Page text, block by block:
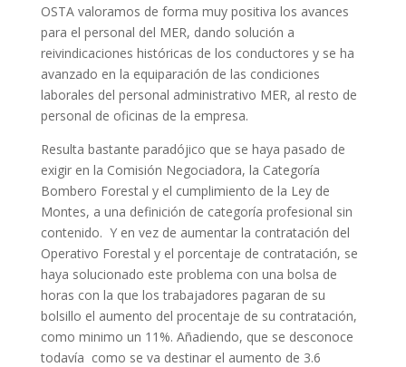
OSTA valoramos de forma muy positiva los avances
para el personal del MER, dando solución a
reivindicaciones históricas de los conductores y se ha
avanzado en la equiparación de las condiciones
laborales del personal administrativo MER, al resto de
personal de oficinas de la empresa.
Resulta bastante paradójico que se haya pasado de
exigir en la Comisión Negociadora, la Categoría
Bombero Forestal y el cumplimiento de la Ley de
Montes, a una definición de categoría profesional sin
contenido. Y en vez de aumentar la contratación del
Operativo Forestal y el porcentaje de contratación, se
haya solucionado este problema con una bolsa de
horas con la que los trabajadores pagaran de su
bolsillo el aumento del procentaje de su contratación,
como minimo un 11%. Añadiendo, que se desconoce
todavía como se va destinar el aumento de 3.6